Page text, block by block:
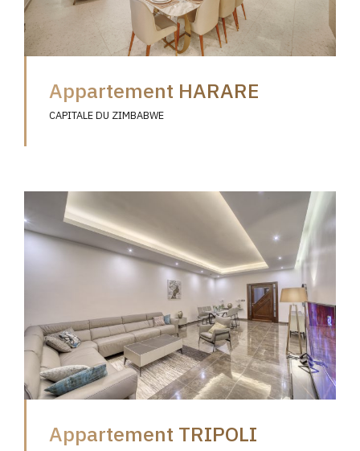
Appartement HARARE
CAPITALE DU ZIMBABWE
Appartement TRIPOLI